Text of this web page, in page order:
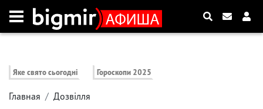
Яке свято сьогодні Гороскопи 2025
Главная Дозвілля